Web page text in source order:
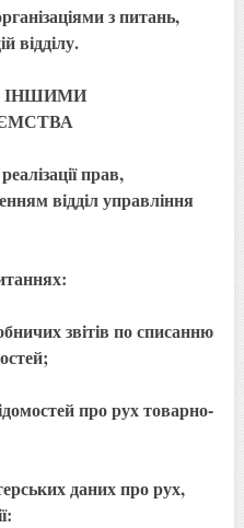
з питань,
відділу.
ІНШИМИ
прав,
відділ управління
звітів по списанню
про рух товарно-
даних про рух,